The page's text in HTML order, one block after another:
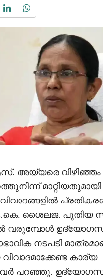
അയ്യരെ വിഴിഞ്ഞം
വിവാദങ്ങളിൽ
ശൈലജ. പുതിയ
വരുമ്പോൾ
നടപടി
കാര്യ
പറഞ്ഞു.